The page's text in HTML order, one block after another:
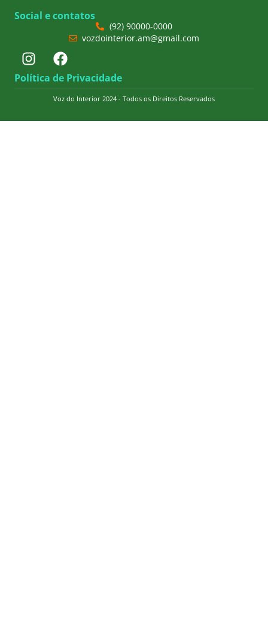
Social e contatos
(92) 90000-0000
vozdointerior.am@gmail.com
Política de Privacidade
Voz do Interior 2024 - Todos os Direitos Reservados